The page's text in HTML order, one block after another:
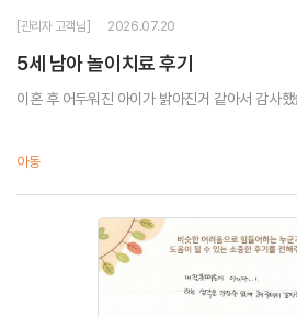
[관리자 고객님] 2026.07.20
5세 남아 놀이치료 후기
이혼 후 어두워진 아이가 밝아진거 같아서 감사
아동